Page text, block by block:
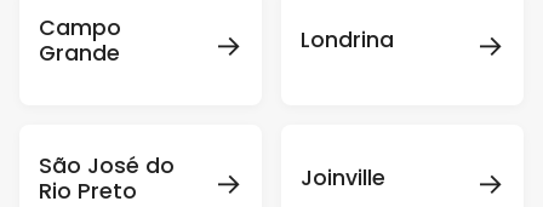
Campo
Grande
→ Londrina →
São José do
Rio Preto
→ Joinville →